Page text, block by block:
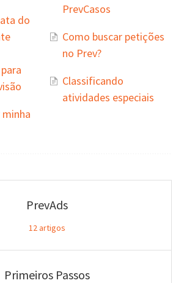
do
PrevCasos
Como buscar petições
no Prev?
Classificando
atividades especiais
PrevAds
12artigos
Primeiros Passos